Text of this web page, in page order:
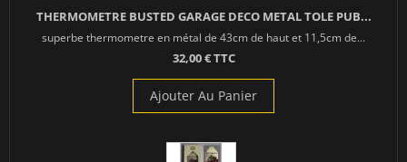
THERMOMETRE BUSTED GARAGE DECO METAL TOLE PUB...
superbe thermometre en métal de 43cm de haut et 11,5cm de...
32,00 € TTC
Ajouter Au Panier